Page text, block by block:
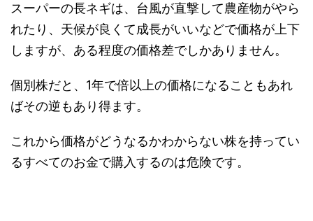
スーパーの長ネギは、台風が直撃して農産物がやら
れたり、天候が良くて成長がいいなどで価格が上下
しますが、ある程度の価格差でしかありません。
個別株だと、1年で倍以上の価格になることもあれ
ばその逆もあり得ます。
これから価格がどうなるかわからない株を持ってい
るすべてのお金で購入するのは危険です。